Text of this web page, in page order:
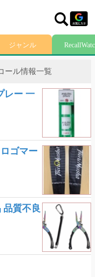
ール情報一覧
レー 一
ゴマー
品質不良
ジャンル